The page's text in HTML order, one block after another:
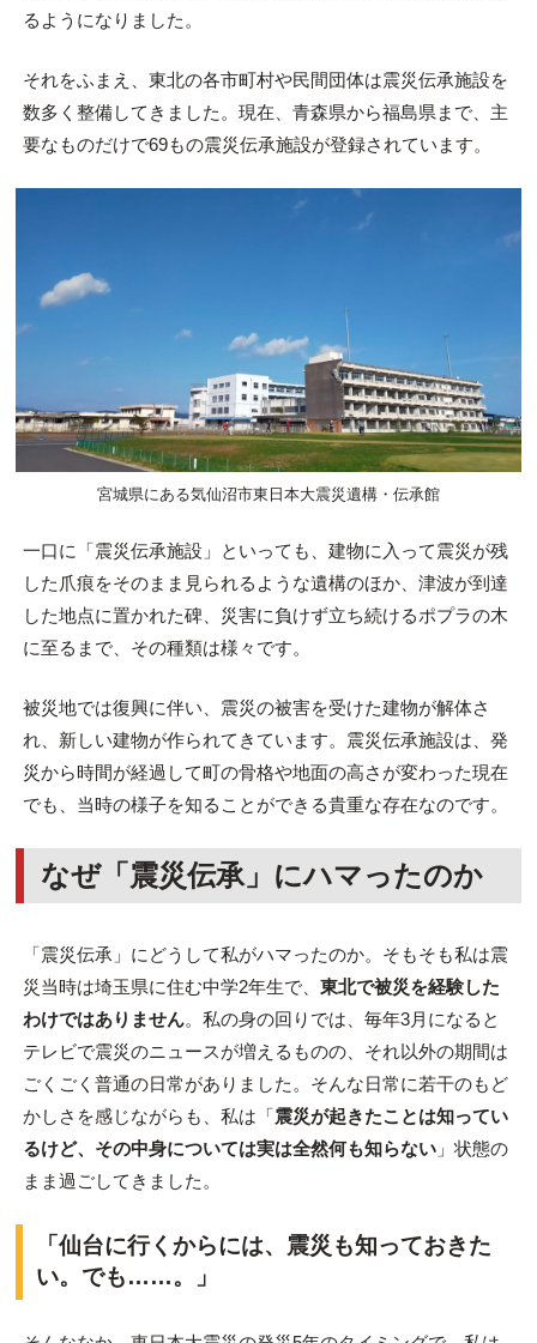
るようになりました。
それをふまえ、東北の各市町村や民間団体は震災伝承施設を
数多く整備してきました。現在、青森県から福島県まで、主
要なものだけで69もの震災伝承施設が登録されています。
宮城県にある気仙沼市東日本大震災遺構・伝承館
一口に「震災伝承施設」といっても、建物に入って震災が残
した爪痕をそのまま見られるような遺構のほか、津波が到達
した地点に置かれた碑、災害に負けず立ち続けるポプラの木
に至るまで、その種類は様々です。
被災地では復興に伴い、震災の被害を受けた建物が解体さ
れ、新しい建物が作られてきています。震災伝承施設は、発
災から時間が経過して町の骨格や地面の高さが変わった現在
でも、当時の様子を知ることができる貴重な存在なのです。
なぜ「震災伝承」にハマったのか
「震災伝承」にどうして私がハマったのか。そもそも私は震
災当時は埼玉県に住む中学2年生で、 東北で被災を経験した
わけではありません。私の身の回りでは、毎年3月になると
テレビで震災のニュースが増えるものの、それ以外の期間は
ごくごく普通の日常がありました。そんな日常に若干のもど
かしさを感じながらも、私は「震災が起きたことは知ってい
るけど、その中身については実は全然何も知らない」状態の
まま過ごしてきました。
「仙台に行くからには、震災も知っておきた
い。でも……。」